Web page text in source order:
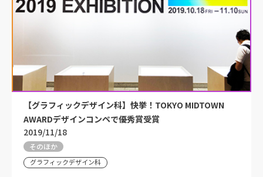
【グラフィックデザイン科】快挙！TOKYO MIDTOWN
AWARDデザインコンペで優秀賞受賞
2019/11/18
そのほか
グラフィックデザイン科